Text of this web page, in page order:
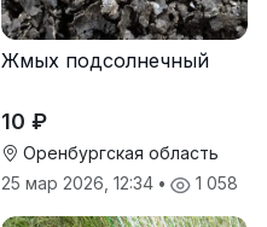
Жмых подсолнечный
10 ₽
Оренбургская область
25 мар 2026, 12:34 • 1 058